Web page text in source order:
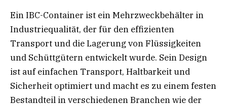
Ein IBC-Container ist ein Mehrzweckbehälter in
Industriequalität, der für den effizienten
Transport und die Lagerung von Flüssigkeiten
und Schüttgütern entwickelt wurde. Sein Design
ist auf einfachen Transport, Haltbarkeit und
Sicherheit optimiert und macht es zu einem festen
Bestandteil in verschiedenen Branchen wie der